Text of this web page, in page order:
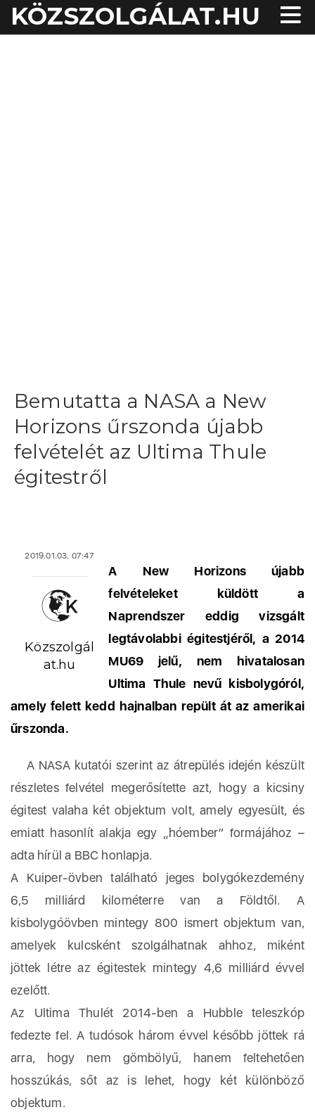
KÖZSZOLGÁLAT.HU
Bemutatta a NASA a New
Horizons űrszonda újabb
felvételét az Ultima Thule
égitestről
2019.01.03. 07:47
Közszolgál
at.hu
A New Horizons újabb
felvételeket küldött a
Naprendszer eddig vizsgált
legtávolabbi égitestjéről, a 2014
MU69 jelű, nem hivatalosan
Ultima Thule nevű kisbolygóról,
amely felett kedd hajnalban repült át az amerikai
űrszonda.
A NASA kutatói szerint az átrepülés idején készült
részletes felvétel megerősítette azt, hogy a kicsiny
égitest valaha két objektum volt, amely egyesült, és
emiatt hasonlít alakja egy „hóember” formájához –
adta hírül a BBC honlapja.
A Kuiper-övben található jeges bolygókezdemény
6,5 milliárd kilométerre van a Földtől. A
kisbolygóövben mintegy 800 ismert objektum van,
amelyek kulcsként szolgálhatnak ahhoz, miként
jöttek létre az égitestek mintegy 4,6 milliárd évvel
ezelőtt.
Az Ultima Thulét 2014-ben a Hubble teleszkóp
fedezte fel. A tudósok három évvel később jöttek rá
arra, hogy nem gömbölyű, hanem feltehetően
hosszúkás, sőt az is lehet, hogy két különböző
objektum.